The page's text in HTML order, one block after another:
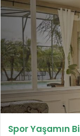
Spor Yaşamın